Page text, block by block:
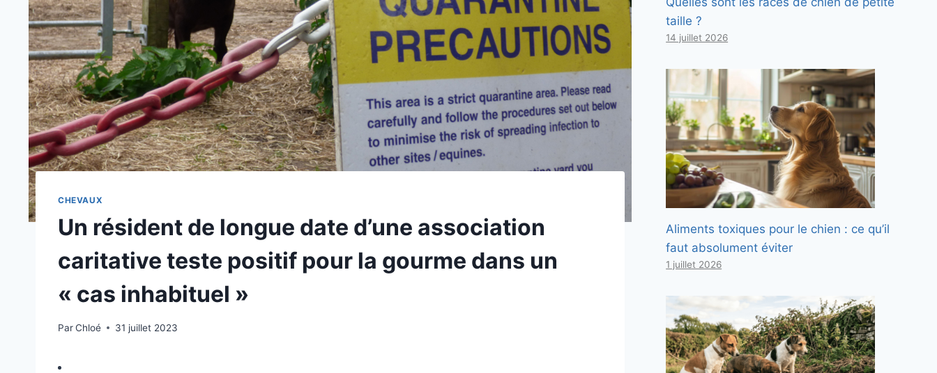
CHEVAUX
Un résident de longue date d’une association
caritative teste positif pour la gourme dans un
« cas inhabituel »
ParChloé 31 juillet 2023
taille ?
14 juillet 2026
Aliments toxiques pour le chien : ce qu’il
faut absolument éviter
1 juillet 2026